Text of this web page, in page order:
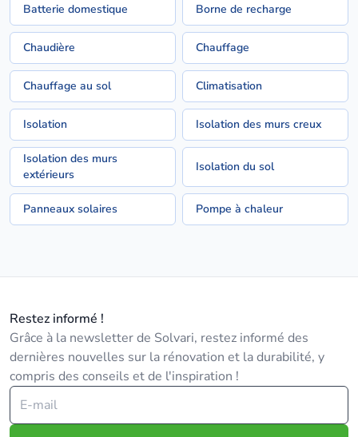
Batterie domestique Borne de recharge
Chaudière Chauffage
Chauffage au sol Climatisation
Isolation Isolation des murs creux
Isolation des murs
extérieurs
Isolation du sol
Panneaux solaires Pompe à chaleur
Restez informé !
Grâce à la newsletter de Solvari, restez informé des
dernières nouvelles sur la rénovation et la durabilité, y
compris des conseils et de l'inspiration !